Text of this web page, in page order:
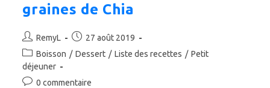
graines de Chia
Auteur/autrice
de
la
publication :
RemyL
Publication
publiée :
27 août 2019
Post
category:
Boisson / Dessert / Liste des recettes / Petit
déjeuner
Commentaires
0 commentaire